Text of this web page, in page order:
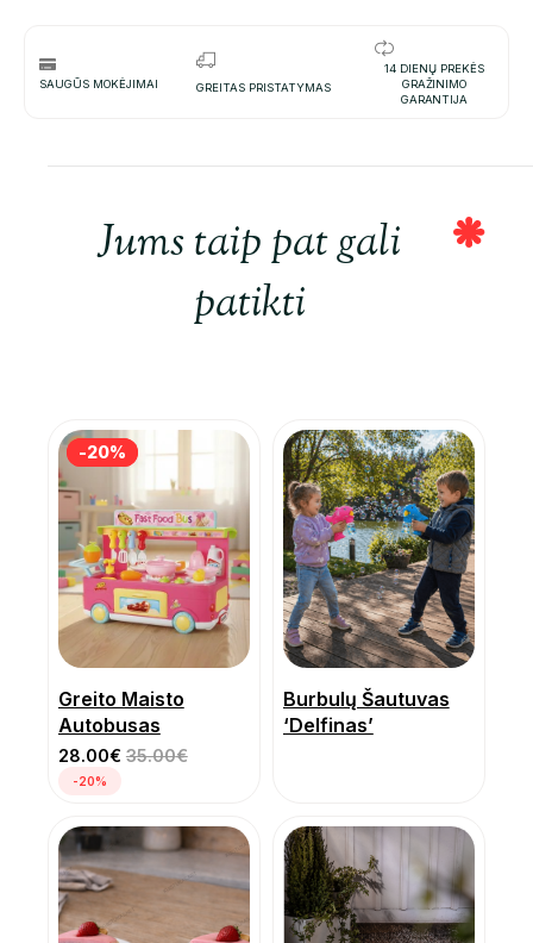
SAUGŪS MOKĖJIMAI GREITAS PRISTATYMAS
14 DIENŲ PREKĖS
GRAŽINIMO
GARANTIJA
Jums taip pat gali
patikti
Greito Maisto
Autobusas
28.00€ 35.00€
-20%
-20%
-20%
Burbulų Šautuvas
‘Delfinas’